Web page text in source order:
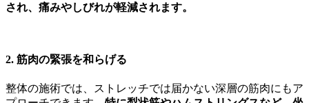
され、痛みやしびれが軽減されます。
2. 筋肉の緊張を和らげる
整体の施術では、ストレッチでは届かない深層の筋肉にもア